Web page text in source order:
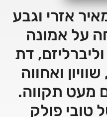
מאיר אזרי וגבע
על אמונה
דת
ואחווה
מעט תקווה.
טובי פולק